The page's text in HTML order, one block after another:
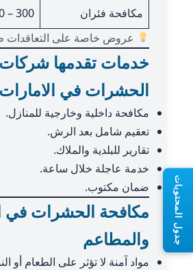
مكافحة فئران
300 – 500
عروض خاصة على التعاقدات
خدمات تقدمها
الحشرات في الامارات
مكافحة داخلية وخارجية للمنازل.
تعقيم شامل بعد الرش.
تقارير للبلدية والملاك.
خدمة عاجلة خلال ساعة.
ضمان مكتوب.
مكافحة الحشرات في
والمطاعم
مواد آمنة لا تؤثر على الطعام أو
جدول المحتويات